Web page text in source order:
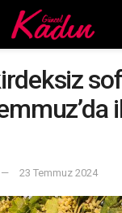
23 Temmuz 2024